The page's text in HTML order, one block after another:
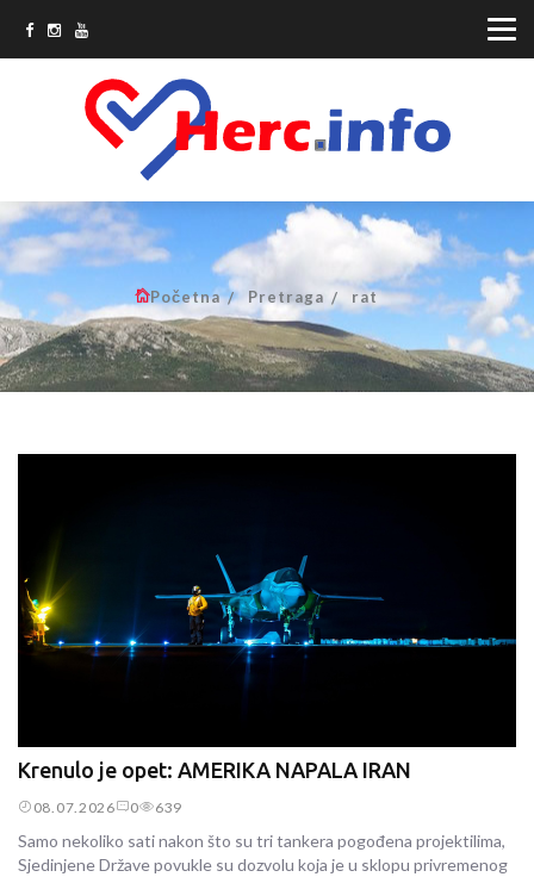
Početna Pretraga rat
Krenulo je opet: AMERIKA NAPALA IRAN
08.07.2026 0 639
Samo nekoliko sati nakon što su tri tankera pogođena projektilima,
Sjedinjene Države povukle su dozvolu koja je u sklopu privremenog